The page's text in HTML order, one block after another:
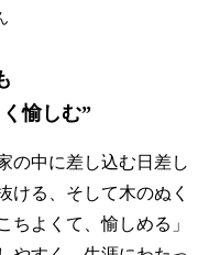
愉しむ”
の中に差し込む日差し
ける、そして木のぬく
ちよくて、愉しめる」